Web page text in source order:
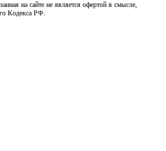
на сайте не является офертой в смысле,
Кодекса РФ.